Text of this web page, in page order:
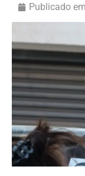
Publicado em